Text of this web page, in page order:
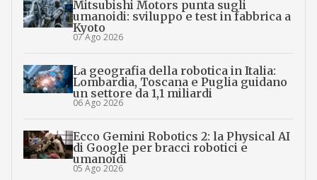
Mitsubishi Motors punta sugli
umanoidi: sviluppo e test in fabbrica a
Kyoto
07 Ago 2026
La geografia della robotica in Italia:
Lombardia, Toscana e Puglia guidano
un settore da 1,1 miliardi
06 Ago 2026
Ecco Gemini Robotics 2: la Physical AI
di Google per bracci robotici e
umanoidi
05 Ago 2026